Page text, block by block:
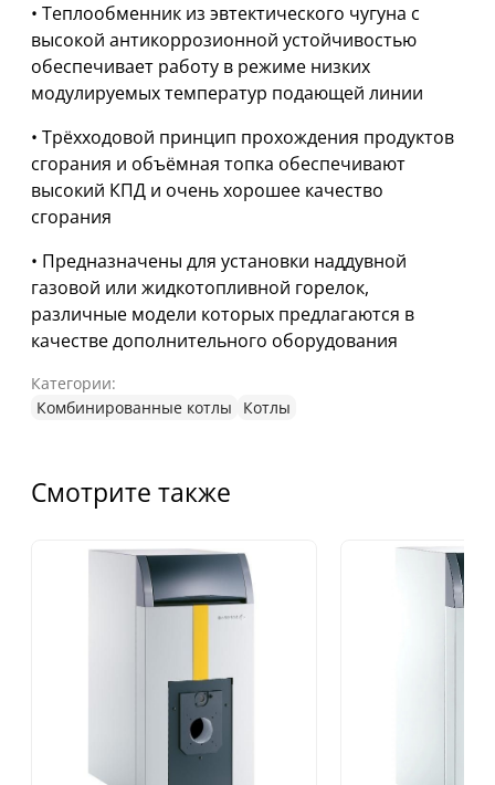
• Теплообменник из эвтектического чугуна с
высокой антикоррозионной устойчивостью
обеспечивает работу в режиме низких
модулируемых температур подающей линии
• Трёхходовой принцип прохождения продуктов
сгорания и объёмная топка обеспечивают
высокий КПД и очень хорошее качество
сгорания
• Предназначены для установки наддувной
газовой или жидкотопливной горелок,
различные модели которых предлагаются в
качестве дополнительного оборудования
Категории:
Комбинированные котлы
Котлы
Смотрите также